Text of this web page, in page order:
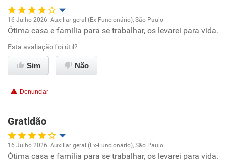
Recomenda esta empresa
Recomenda a diretoria
Oportunidade de promoção
Ambiente de trabalho
Benefícios
Recomenda esta empresa
Recomenda a diretoria
16 Julho 2026. Auxiliar geral (Ex-Funcionário), São Paulo
Ótima casa e família para se trabalhar, os levarei para vida.
Esta avaliação foi útil?
Sim Não
Denunciar
Gratidão
Oportunidade de promoção
16 Julho 2026. Auxiliar geral (Ex-Funcionário), São Paulo
Ótima casa e família para se trabalhar, os levarei para vida.